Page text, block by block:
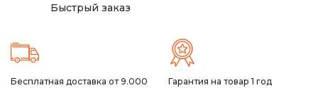
Быстрый заказ
Бесплатная доставка от 9.000
Гарантия на товар 1 год